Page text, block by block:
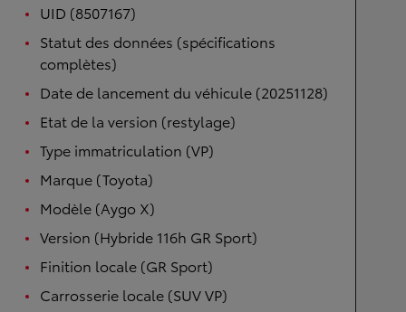
UID (8507167)
Statut des données (spécifications
complètes)
Date de lancement du véhicule (20251128)
Etat de la version (restylage)
Type immatriculation (VP)
Marque (Toyota)
Modèle (Aygo X)
Version (Hybride 116h GR Sport)
Finition locale (GR Sport)
Carrosserie locale (SUV VP)